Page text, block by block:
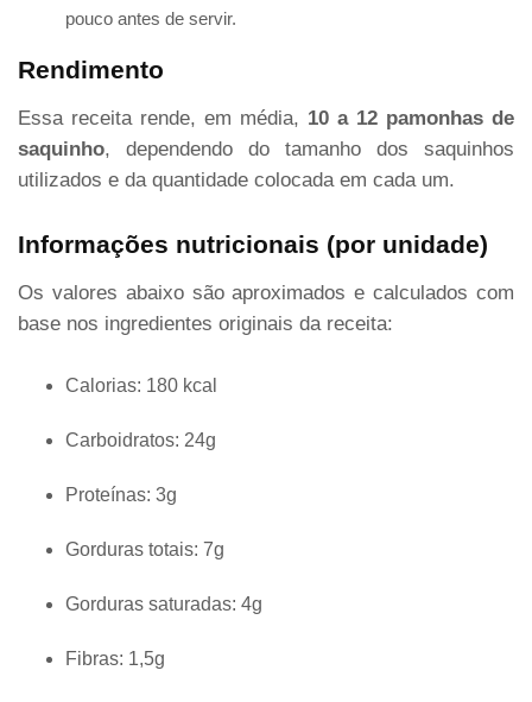
pouco antes de servir.
Rendimento
Essa receita rende, em média, 10 a 12 pamonhas de
saquinho, dependendo do tamanho dos saquinhos
utilizados e da quantidade colocada em cada um.
Informações nutricionais (por unidade)
Os valores abaixo são aproximados e calculados com
base nos ingredientes originais da receita:
Calorias: 180 kcal
Carboidratos: 24g
Proteínas: 3g
Gorduras totais: 7g
Gorduras saturadas: 4g
Fibras: 1,5g